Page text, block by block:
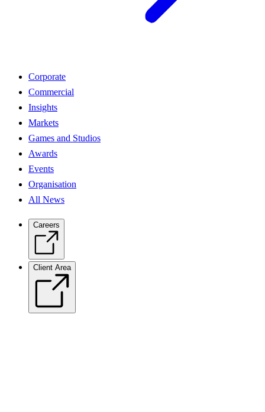
Corporate
Commercial
Insights
Markets
Games and Studios
Awards
Events
Organisation
All News
Careers
Client Area